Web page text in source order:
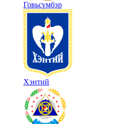
Говьсүмбэр
Хэнтий